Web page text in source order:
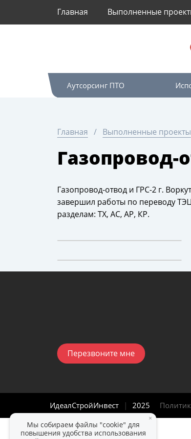
Главная Выполненные
Аутсорсинг ПТО
Главная Выполненные проекты
Газопровод-
Газопровод-отвод и ГРС-2 г.
завершил работы по переводу
разделам: ТХ, АС, АР, КР.
Перезвоните мне
ИдеалСтройИнвест | 2025
×
Мы собираем файлы "cookie" для
повышения удобства использования